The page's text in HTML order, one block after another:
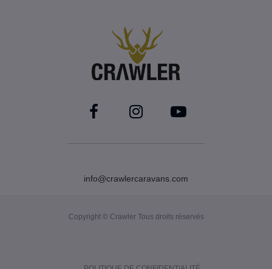
info@crawlercaravans.com
Copyright © Crawler Tous droits réservés